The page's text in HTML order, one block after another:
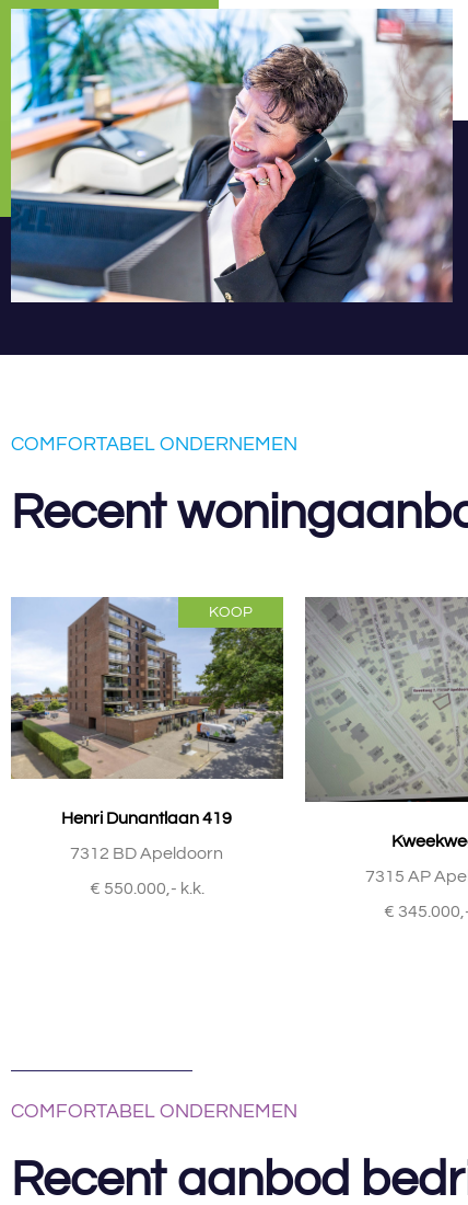
COMFORTABEL ONDERNEMEN
Recent
KOOP
Henri Dunantlaan 419
7312 BD Apeldoorn
€ 550.000,- k.k.
7315 AP
€
COMFORTABEL ONDERNEMEN
Recent aanbod